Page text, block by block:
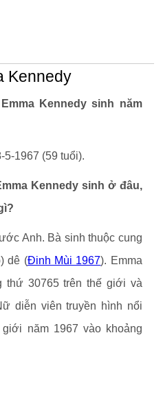
Kennedy
Kennedy sinh năm
5-1967 (59 tuổi).
Kennedy sinh ở đâu,
Anh. Bà sinh thuộc cung
dê (Đinh Mùi 1967). Emma
thứ 30765 trên thế giới và
diễn viên truyền hình nổi
năm 1967 vào khoảng